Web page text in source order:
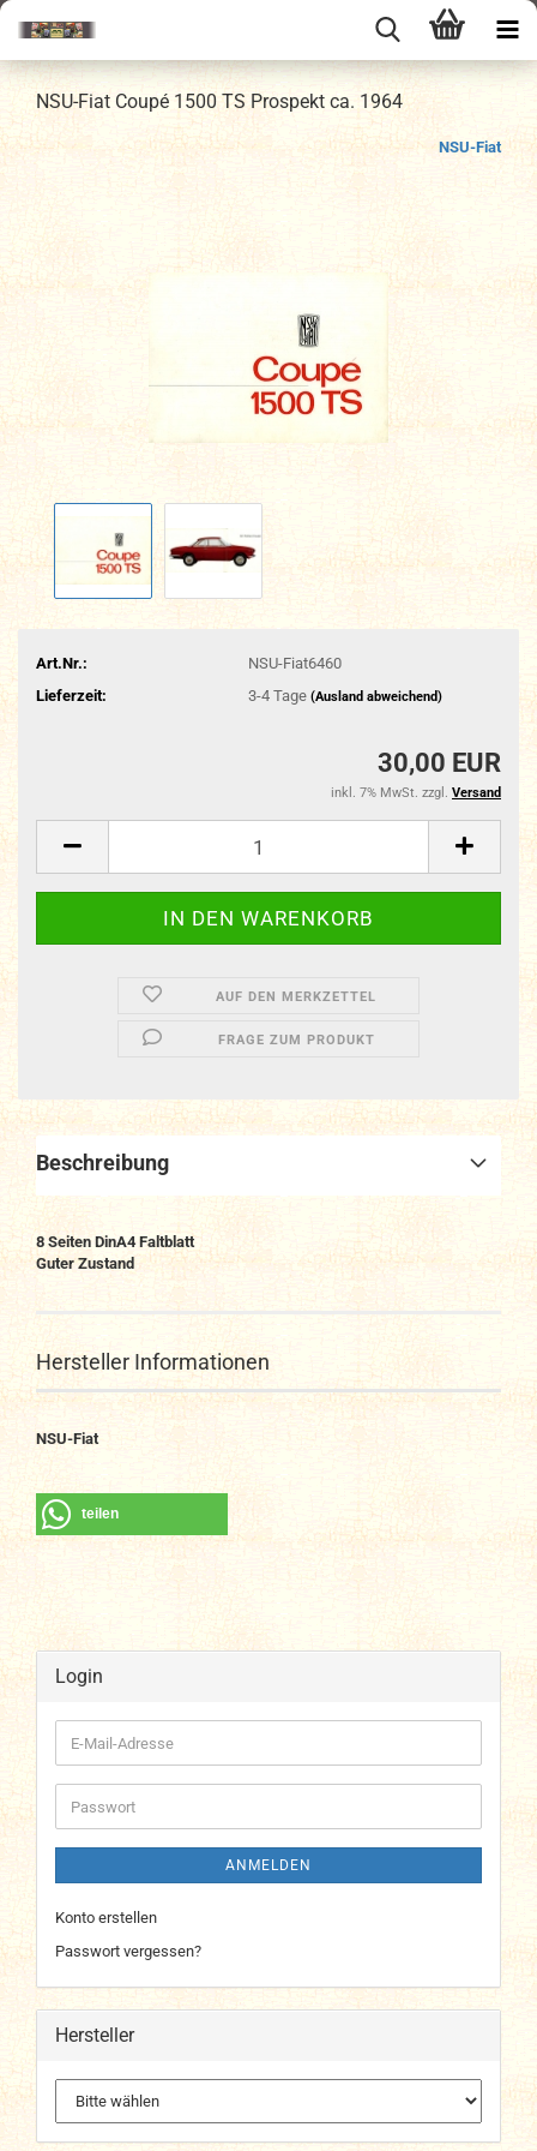
NSU-Fiat Coupé 1500 TS Prospekt ca. 1964
NSU-Fiat
Art.Nr.:
NSU-Fiat6460
Lieferzeit:
3-4 Tage (Ausland abweichend)
30,00 EUR
inkl. 7% MwSt. zzgl. Versand
AUF DEN MERKZETTEL
FRAGE ZUM PRODUKT
Beschreibung
8 Seiten DinA4 Faltblatt
Guter Zustand
Hersteller Informationen
NSU-Fiat
teilen
Login
E-
Mail-
Adresse
Passwort
ANMELDEN
Konto erstellen
Passwort vergessen?
Hersteller